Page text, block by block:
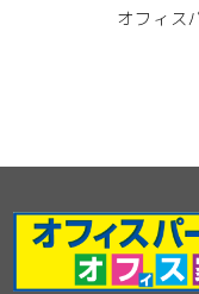
オフィス